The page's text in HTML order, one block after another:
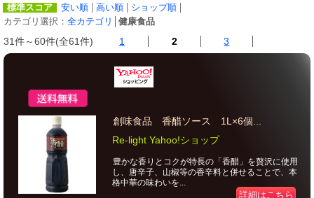
標準スコア 安い順 高い順
ショップ順
カテゴリ選択： 全カテゴリ 健康食品
31件～60件(全61件) 1 2 3
創味食品 香醋ソース 1L×6個...
Re-light Yahoo!ショップ
豊かな香りとコクが特長の「香醋」を贅沢に使用
し、唐辛子、山椒等の香辛料と併せることで、本
格中華の味わいを...
詳細はこちら